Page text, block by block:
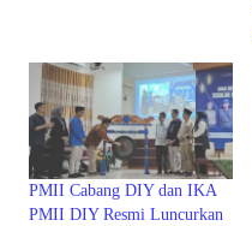
PMII Cabang DIY dan IKA
PMII DIY Resmi Luncurkan